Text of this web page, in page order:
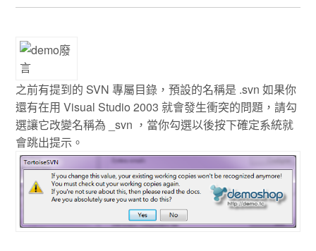
之前有提到的 SVN 專屬目錄，預設的名稱是 .svn 如果你
還有在用 Visual Studio 2003 就會發生衝突的問題，請勾
選讓它改變名稱為 _svn ，當你勾選以後按下確定系統就
會跳出提示。